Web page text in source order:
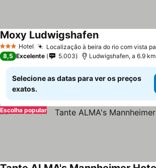
3 EstrelasHotel Localização à beira do rio com vista
Moxy Ludwigshafen
8,5 Excelente 5.003 Ludwigshafen, a 6.9
Selecione as datas para ver os preços
exatos.
Escolha popular